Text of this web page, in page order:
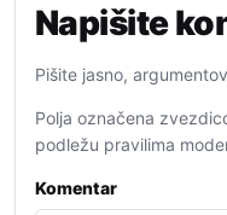
Napišite
Pišite jasno,
Polja označena
podležu pravilima
Komentar